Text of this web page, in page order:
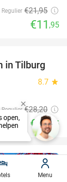
Regulier €21,95
€11 ,95
40%
in Tilburg
8.7 star
Regulier €28,20
€16,95
Menu